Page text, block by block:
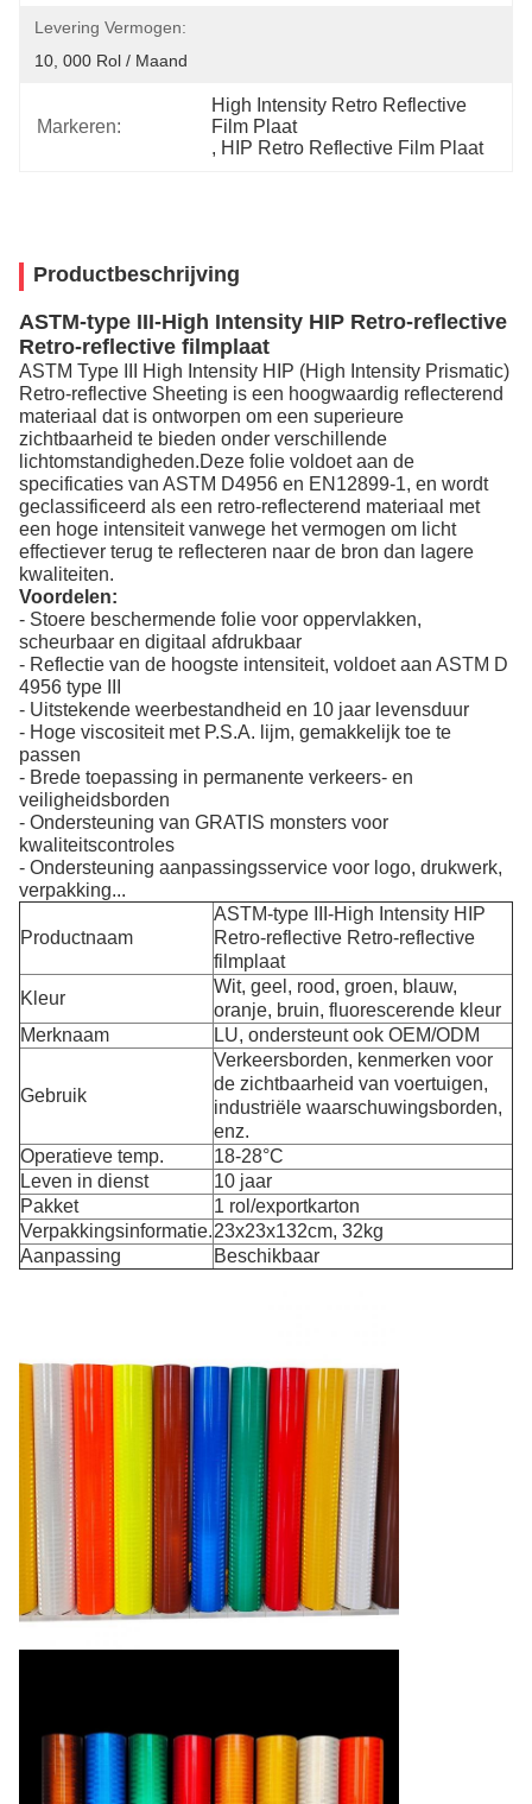
Levering Vermogen:
10, 000 Rol / Maand
Markeren:
High Intensity Retro Reflective
Film Plaat
, HIP Retro Reflective Film Plaat
Productbeschrijving
ASTM-type III-High Intensity HIP Retro-reflective
Retro-reflective filmplaat
ASTM Type III High Intensity HIP (High Intensity Prismatic)
Retro-reflective Sheeting is een hoogwaardig reflecterend
materiaal dat is ontworpen om een superieure
zichtbaarheid te bieden onder verschillende
lichtomstandigheden.Deze folie voldoet aan de
specificaties van ASTM D4956 en EN12899-1, en wordt
geclassificeerd als een retro-reflecterend materiaal met
een hoge intensiteit vanwege het vermogen om licht
effectiever terug te reflecteren naar de bron dan lagere
kwaliteiten.
Voordelen:
- Stoere beschermende folie voor oppervlakken,
scheurbaar en digitaal afdrukbaar
- Reflectie van de hoogste intensiteit, voldoet aan ASTM D
4956 type III
- Uitstekende weerbestandheid en 10 jaar levensduur
- Hoge viscositeit met P.S.A. lijm, gemakkelijk toe te
passen
- Brede toepassing in permanente verkeers- en
veiligheidsborden
- Ondersteuning van GRATIS monsters voor
kwaliteitscontroles
- Ondersteuning aanpassingsservice voor logo, drukwerk,
verpakking...
Productnaam
ASTM-type III-High Intensity HIP
Retro-reflective Retro-reflective
filmplaat
Kleur
Wit, geel, rood, groen, blauw,
oranje, bruin, fluorescerende kleur
Merknaam
LU, ondersteunt ook OEM/ODM
Gebruik
Verkeersborden, kenmerken voor
de zichtbaarheid van voertuigen,
industriële waarschuwingsborden,
enz.
Operatieve temp.
18-28°C
Leven in dienst
10 jaar
Pakket
1 rol/exportkarton
Verpakkingsinformatie.23x23x132cm, 32kg
Aanpassing
Beschikbaar